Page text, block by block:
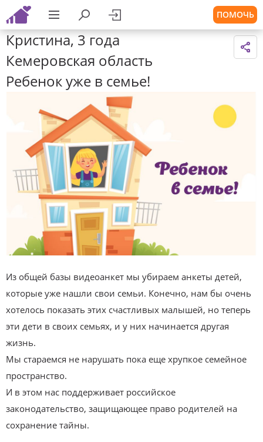
ПОМОЧЬ
Кристина, 3 года
Кемеровская область
Ребенок уже в семье!
Из общей базы видеоанкет мы убираем анкеты детей,
которые уже нашли свои семьи. Конечно, нам бы очень
хотелось показать этих счастливых малышей, но теперь
эти дети в своих семьях, и у них начинается другая
жизнь.
Мы стараемся не нарушать пока еще хрупкое семейное
пространство.
И в этом нас поддерживает российское
законодательство, защищающее право родителей на
сохранение тайны.